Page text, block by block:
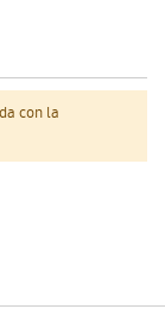
con la